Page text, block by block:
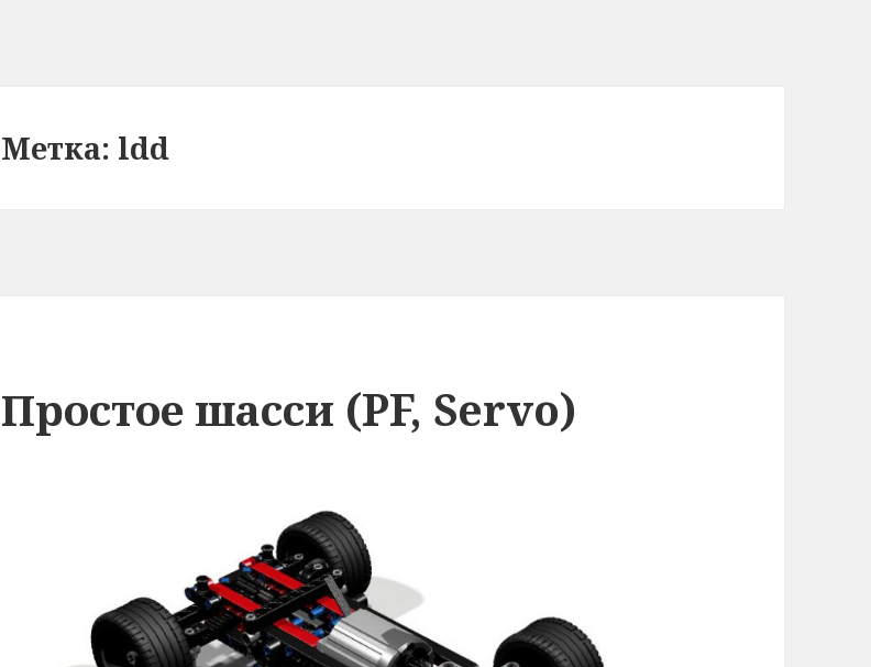
Метка: ldd
Простое шасси (PF, Servo)